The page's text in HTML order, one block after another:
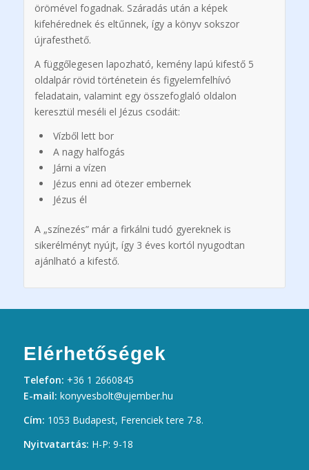
örömével fogadnak. Száradás után a képek
kifehérednek és eltűnnek, így a könyv sokszor
újrafesthető.
A függőlegesen lapozható, kemény lapú kifestő 5
oldalpár rövid történetein és figyelemfelhívó
feladatain, valamint egy összefoglaló oldalon
keresztül meséli el Jézus csodáit:
Vízből lett bor
A nagy halfogás
Járni a vízen
Jézus enni ad ötezer embernek
Jézus él
A „színezés” már a firkálni tudó gyereknek is
sikerélményt nyújt, így 3 éves kortól nyugodtan
ajánlható a kifestő.
Elérhetőségek
Telefon: +36 1 2660845
E-mail: konyvesbolt@ujember.hu
Cím: 1053 Budapest, Ferenciek tere 7-8.
Nyitvatartás: H-P: 9-18